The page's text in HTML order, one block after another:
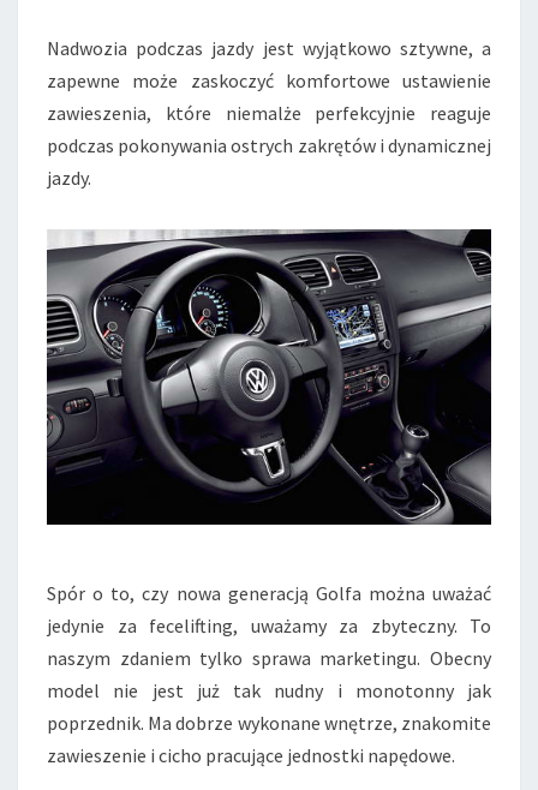
Nadwozia podczas jazdy jest wyjątkowo sztywne, a
zapewne może zaskoczyć komfortowe ustawienie
zawieszenia, które niemalże perfekcyjnie reaguje
podczas pokonywania ostrych zakrętów i dynamicznej
jazdy.
Spór o to, czy nowa generacją Golfa można uważać
jedynie za fecelifting, uważamy za zbyteczny. To
naszym zdaniem tylko sprawa marketingu. Obecny
model nie jest już tak nudny i monotonny jak
poprzednik. Ma dobrze wykonane wnętrze, znakomite
zawieszenie i cicho pracujące jednostki napędowe.